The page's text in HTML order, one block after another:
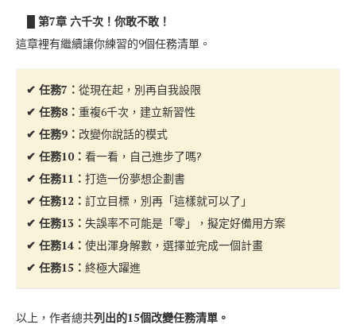
█ 第7章 六千次！你敢不敢！
這章裡有繼續讓你練習的9個任務清單。
✔ 任務7： 從現在起，別再自我設限
✔ 任務8： 重複6千次，建立新習性
✔ 任務9： 改變你說話的模式
✔ 任務10： 看一看，自己進步了嗎?
✔ 任務11： 打造一份夢想企劃書
✔ 任務12： 訂立目標，別再「這樣就可以了」
✔ 任務13： 失誤率不可能是「零」，擬定好備用方案
✔ 任務14： 使出渾身解數，選擇並完成一個計畫
✔ 任務15： 終極大躍進
以上，作者總共列出的15個改變任務清單。